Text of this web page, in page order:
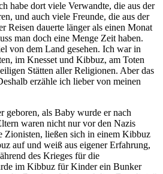
habe dort viele Verwandte, die aus der
und auch viele Freunde, die aus der
Reisen dauerte länger als einen Monat
man doch eine Menge Zeit haben.
von dem Land gesehen. Ich war in
im Knesset und Kibbuz, am Toten
Stätten aller Religionen. Aber das
erzähle ich lieber von meinen
geboren, als Baby wurde er nach
waren nicht nur vor den Nazis
Zionisten, ließen sich in einem Kibbuz
auf und weiß aus eigener Erfahrung,
des Krieges für die
im Kibbuz für Kinder ein Bunker